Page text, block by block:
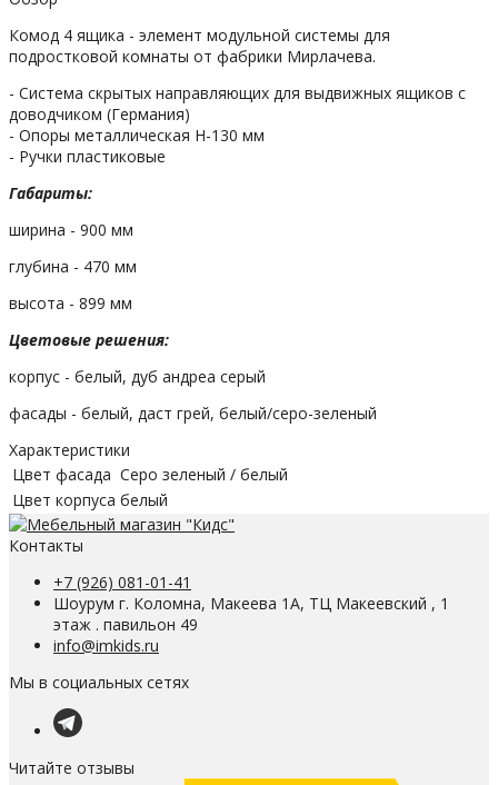
Комод 4 ящика - элемент модульной системы для
подростковой комнаты от фабрики Мирлачева.
- Система скрытых направляющих для выдвижных ящиков с
доводчиком (Германия)
- Опоры металлическая H-130 мм
- Ручки пластиковые
Габариты:
ширина - 900 мм
глубина - 470 мм
высота - 899 мм
Цветовые решения:
корпус - белый, дуб андреа серый
фасады - белый, даст грей, белый/серо-зеленый
Характеристики
Цвет фасада Серо зеленый / белый
Цвет корпуса белый
Контакты
+7 (926) 081-01-41
Шоурум г. Коломна, Макеева 1А, ТЦ Макеевский , 1
этаж . павильон 49
info@imkids.ru
Мы в социальных сетях
Читайте отзывы